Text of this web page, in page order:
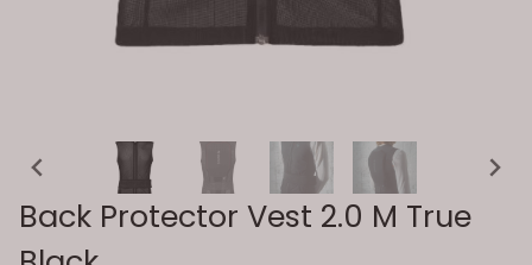
Back Protector Vest 2.0 M True